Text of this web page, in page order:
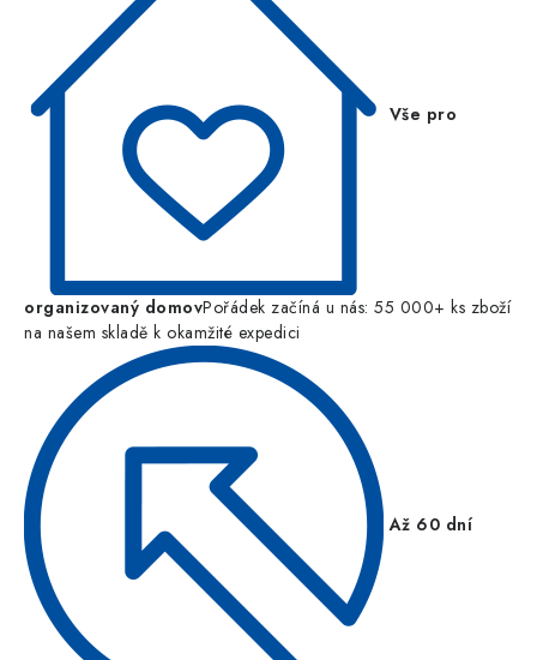
Vše pro
organizovaný domovPořádek začíná u nás: 55 000+ ks zboží
na našem skladě k okamžité expedici
Až 60 dní